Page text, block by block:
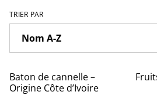
TRIER PAR
Baton de cannelle –
Origine Côte d’Ivoire